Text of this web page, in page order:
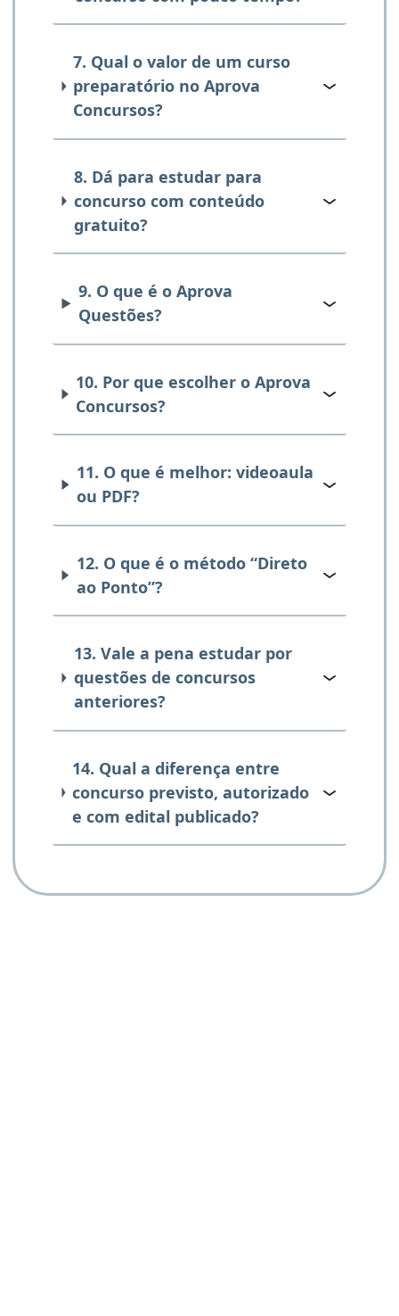
7. Qual o valor de um curso
preparatório no Aprova
Concursos?
8. Dá para estudar para
concurso com conteúdo
gratuito?
9. O que é o Aprova
Questões?
10. Por que escolher o Aprova
Concursos?
11. O que é melhor: videoaula
ou PDF?
12. O que é o método “Direto
ao Ponto”?
13. Vale a pena estudar por
questões de concursos
anteriores?
14. Qual a diferença entre
concurso previsto, autorizado
e com edital publicado?